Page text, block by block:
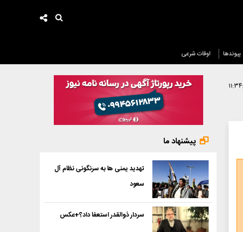
پیوندها اوقات شرعی
پیشنهاد ما
تهدید یمنی ها به سرنگونی نظام آل
سعود
سردار ذوالقدر استعفا داد؟+عکس